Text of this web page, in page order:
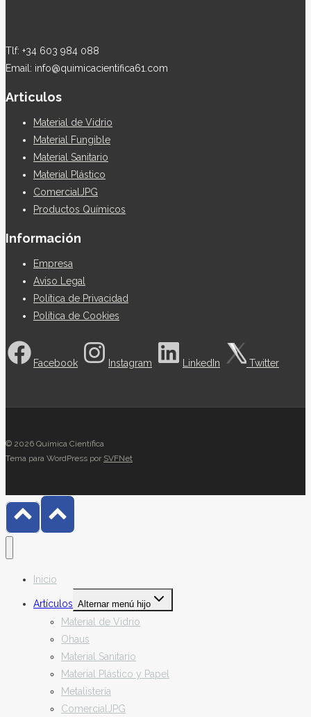
Tlf: +34 603 984 088
Email: info@quimicacientifica61.com
Articulos
Material de Vidrio
Material Fungible
Material Sanitario
Material Plástico
ComercialJPG
Productos Químicos
Información
Empresa
Aviso Legal
Política de Privacidad
Política de Cookies
Facebook Instagram LinkedIn Twitter
© 2026 Química Científica
Tema para WordPress por SVFNet
Inicio
Artículos Alternar menú hijo
Material de Vidrio
Ohaus
Material Sanitario
Material Plástico y Papel
Metalistería
ComercialJPG